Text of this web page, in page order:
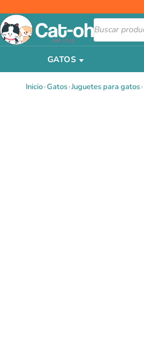
al
contenido
Búsqueda
de
productos
GATOS
Inicio›Gatos›Juguetes para gatos›